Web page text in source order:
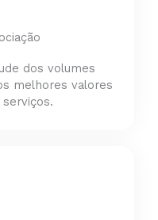
dos volumes
melhores valores